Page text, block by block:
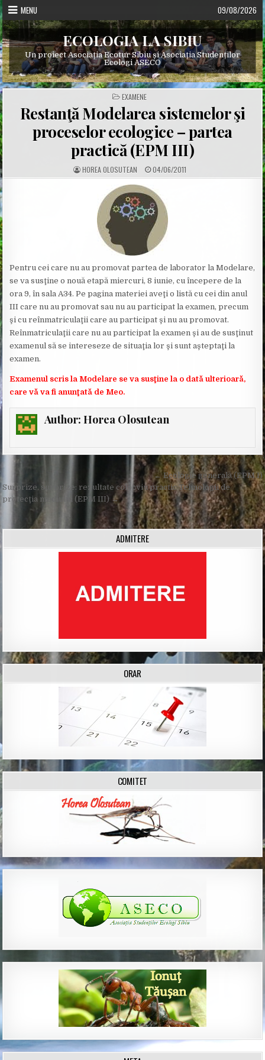
Skip
to
content
MENU 09/08/2026
ECOLOGIA LA SIBIU
Un proiect Asociația Ecotur Sibiu și Asociația Studenților
Ecologi ASECO
POSTED
IN
EXAMENE
Restanţă Modelarea sistemelor şi
proceselor ecologice – partea
practică (EPM III)
A
U
HOREA OLOSUTEAN P
U
L
I
S
H
E
D
D
T
E
04/06/2011
Pentru cei care nu au promovat partea de laborator la Modelare,
se va susţine o nouă etapă miercuri, 8 iunie, cu începere de la
ora 9, în sala A34. Pe pagina materiei aveţi o listă cu cei din anul
III care nu au promovat sau nu au participat la examen, precum
şi cu reînmatriculaţii care au participat şi nu au promovat.
Reînmatriculaţii care nu au participat la examen şi au de susţinut
examenul să se intereseze de situaţia lor şi sunt aşteptaţi la
examen.
Examenul scris la Modelare se va susţine la o dată ulterioară,
care vă va fi anunţată de Meo.
Author: Horea Olosutean
Post
navigation
← Ecologie generală (EPM I)
Surprize, surprize: rezultate colocviu practic Tehnologii de
protecţia mediului (EPM III) →
ADMITERE
ORAR
COMITET